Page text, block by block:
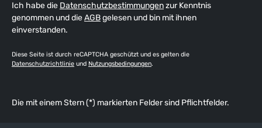
Ich habe die Datenschutzbestimmungenzur Kenntnis
genommen und dieAGBgelesen und bin mit ihnen
einverstanden.
Diese Seite ist durch reCAPTCHA geschützt und es gelten die
Datenschutzrichtlinie und Nutzungsbedingungen.
Die mit einem Stern (*) markierten Felder sind Pflichtfelder.